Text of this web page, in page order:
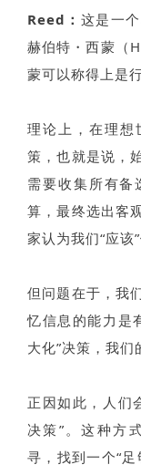
Reed： 这是一
赫伯特・西蒙（
蒙可以称得上是
理论上，在理想
策，也就是说，
需要收集所有备
算，最终选出客
家认为我们“应该
但问题在于，我
忆信息的能力是
大化”决策，我们
正因如此，人们
决策”。这种方
寻，找到一个“